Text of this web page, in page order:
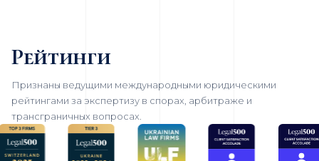
Рейтинги
Признаны ведущими международными юридическими
рейтингами за экспертизу в спорах, арбитраже и
трансграничных вопросах.